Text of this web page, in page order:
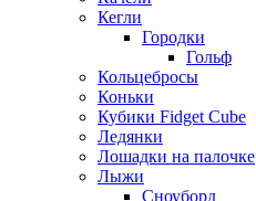
Кегли
Городки
Гольф
Кольцебросы
Коньки
Кубики Fidget Cube
Ледянки
Лошадки на палочке
Лыжи
Сноуборд